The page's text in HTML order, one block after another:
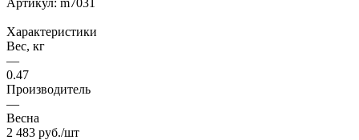
Характеристики
Вес, кг
—
0.47
Производитель
—
Весна
2 483 руб./шт